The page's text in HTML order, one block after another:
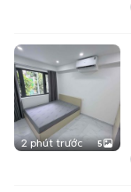
2 phút trước 5